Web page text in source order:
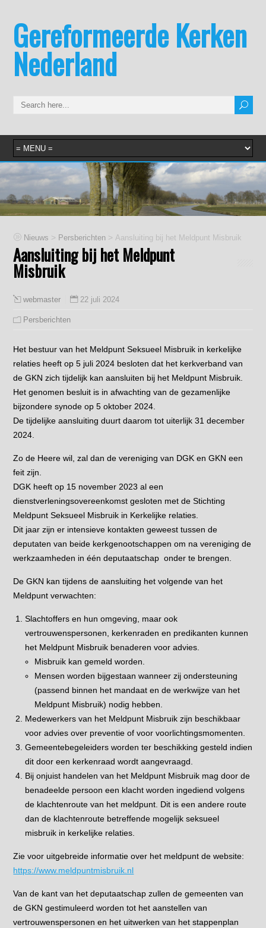
Gereformeerde Kerken
Nederland
Nieuws > Persberichten > Aansluiting bij het Meldpunt Misbruik
Aansluiting bij het Meldpunt
Misbruik
webmaster 22 juli 2024
Persberichten
Het bestuur van het Meldpunt Seksueel Misbruik in kerkelijke
relaties heeft op 5 juli 2024 besloten dat het kerkverband van
de GKN zich tijdelijk kan aansluiten bij het Meldpunt Misbruik.
Het genomen besluit is in afwachting van de gezamenlijke
bijzondere synode op 5 oktober 2024.
De tijdelijke aansluiting duurt daarom tot uiterlijk 31 december
2024.
Zo de Heere wil, zal dan de vereniging van DGK en GKN een
feit zijn.
DGK heeft op 15 november 2023 al een
dienstverleningsovereenkomst gesloten met de Stichting
Meldpunt Seksueel Misbruik in Kerkelijke relaties.
Dit jaar zijn er intensieve kontakten geweest tussen de
deputaten van beide kerkgenootschappen om na vereniging de
werkzaamheden in één deputaatschap onder te brengen.
De GKN kan tijdens de aansluiting het volgende van het
Meldpunt verwachten:
Slachtoffers en hun omgeving, maar ook
vertrouwenspersonen, kerkenraden en predikanten kunnen
het Meldpunt Misbruik benaderen voor advies.
Misbruik kan gemeld worden.
Mensen worden bijgestaan wanneer zij ondersteuning
(passend binnen het mandaat en de werkwijze van het
Meldpunt Misbruik) nodig hebben.
Medewerkers van het Meldpunt Misbruik zijn beschikbaar
voor advies over preventie of voor voorlichtingsmomenten.
Gemeentebegeleiders worden ter beschikking gesteld indien
dit door een kerkenraad wordt aangevraagd.
Bij onjuist handelen van het Meldpunt Misbruik mag door de
benadeelde persoon een klacht worden ingediend volgens
de klachtenroute van het meldpunt. Dit is een andere route
dan de klachtenroute betreffende mogelijk seksueel
misbruik in kerkelijke relaties.
Zie voor uitgebreide informatie over het meldpunt de website:
https://www.meldpuntmisbruik.nl
Van de kant van het deputaatschap zullen de gemeenten van
de GKN gestimuleerd worden tot het aanstellen van
vertrouwenspersonen en het uitwerken van het stappenplan